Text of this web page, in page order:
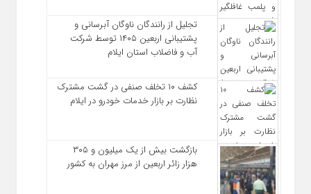
تجلیل از رانندگان ناوگان آبرسانی و
پشتیبانی اربعین ۱۴۰۵ توسط شرکت
آب و فاضلاب استان ایلام
کشف ۱۰ تخلف صنفی در گشت مشترک
نظارت بر بازار خدمات خودرو در ایلام
بازگشت بیش از یک میلیون و ۳۰۵
هزار زائر اربعین از مرز مهران به کشور